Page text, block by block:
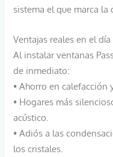
sistema el que marca la
Ventajas reales en el día
Al instalar ventanas
de inmediato:
• Ahorro en calefacción
• Hogares más
acústico.
• Adiós a las
los cristales.